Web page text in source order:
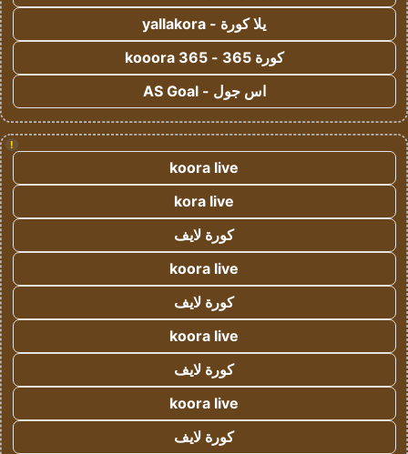
يلا كورة - yallakora
كورة 365 - kooora 365
اس جول - AS Goal
!
koora live
kora live
كورة لايف
koora live
كورة لايف
koora live
كورة لايف
koora live
كورة لايف